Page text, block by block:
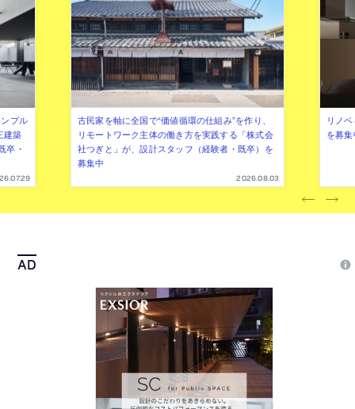
プル
建築
卒・
古民家を軸に全国で“価値循環の仕組み”を作り、
リモートワーク主体の働き方を実践する「株式会
社つぎと」が、設計スタッフ（経験者・既卒）を
募集中
2026.08.03
リノ
を募